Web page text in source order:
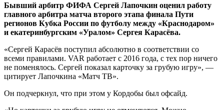
Бывший арбитр ФИФА Сергей Лапочкин оценил работу
главного арбитра матча второго этапа финала Пути
регионов Кубка России по футболу между «Краснодаром»
и екатеринбургским «Уралом» Сергея Карасёва.
«Сергей Карасёв поступил абсолютно в соответствии со
всеми правилами. VAR работает с 2016 года, с тех пор ничего
не поменялось. Сергей показал карточку за грубую игру», —
цитирует Лапочкина «Матч ТВ».
Он подчеркнул, что при этом у Кордобы был офсайд.